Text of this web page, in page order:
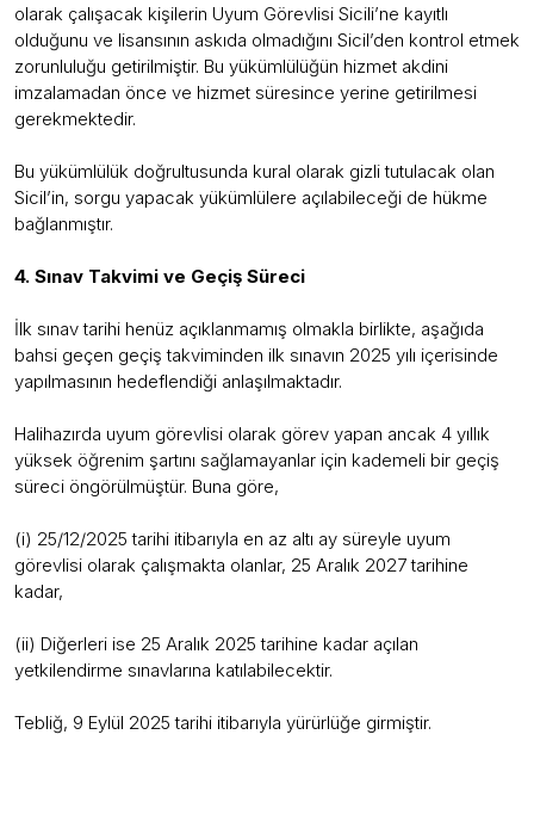
olarak çalışacak kişilerin Uyum Görevlisi Sicili’ne kayıtlı
olduğunu ve lisansının askıda olmadığını Sicil’den kontrol etmek
zorunluluğu getirilmiştir. Bu yükümlülüğün hizmet akdini
imzalamadan önce ve hizmet süresince yerine getirilmesi
gerekmektedir.
Bu yükümlülük doğrultusunda kural olarak gizli tutulacak olan
Sicil’in, sorgu yapacak yükümlülere açılabileceği de hükme
bağlanmıştır.
4. Sınav Takvimi ve Geçiş Süreci
İlk sınav tarihi henüz açıklanmamış olmakla birlikte, aşağıda
bahsi geçen geçiş takviminden ilk sınavın 2025 yılı içerisinde
yapılmasının hedeflendiği anlaşılmaktadır.
Halihazırda uyum görevlisi olarak görev yapan ancak 4 yıllık
yüksek öğrenim şartını sağlamayanlar için kademeli bir geçiş
süreci öngörülmüştür. Buna göre,
(i) 25/12/2025 tarihi itibarıyla en az altı ay süreyle uyum
görevlisi olarak çalışmakta olanlar, 25 Aralık 2027 tarihine
kadar,
(ii) Diğerleri ise 25 Aralık 2025 tarihine kadar açılan
yetkilendirme sınavlarına katılabilecektir.
Tebliğ, 9 Eylül 2025 tarihi itibarıyla yürürlüğe girmiştir.